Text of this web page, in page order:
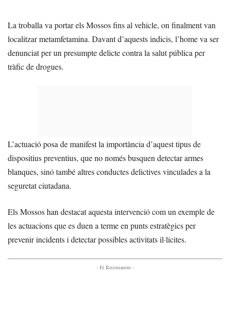
La troballa va portar els Mossos fins al vehicle, on finalment van
localitzar metamfetamina. Davant d’aquests indicis, l’home va ser
denunciat per un presumpte delicte contra la salut pública per
tràfic de drogues.
L’actuació posa de manifest la importància d’aquest tipus de
dispositius preventius, que no només busquen detectar armes
blanques, sinó també altres conductes delictives vinculades a la
seguretat ciutadana.
Els Mossos han destacat aquesta intervenció com un exemple de
les actuacions que es duen a terme en punts estratègics per
prevenir incidents i detectar possibles activitats il·lícites.
- Et Recomanem -